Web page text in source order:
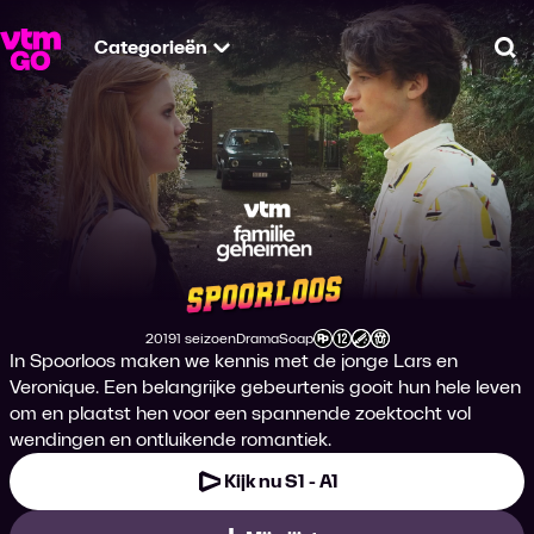
Categorieën
Familiegeheimen:
Productiejaar
20191 seizoen
Genre
Drama
Genre
Soap
Leeftijdsclassificatie
In Spoorloos maken we kennis met de jonge Lars en
Veronique. Een belangrijke gebeurtenis gooit hun hele leven
om en plaatst hen voor een spannende zoektocht vol
wendingen en ontluikende romantiek.
Kijk nu S1 - A1